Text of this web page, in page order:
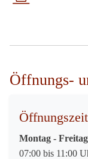
Öffnungs-
Montag - Freitag
07:00 bis 11:00